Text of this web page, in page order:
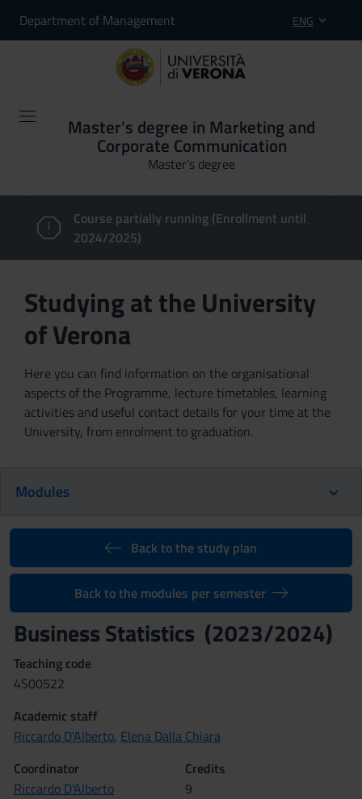
Department of Management ENG
Master’s degree in Marketing and
Corporate Communication
Master’s degree
Course partially running (Enrollment until
2024/2025)
Studying at the University
of Verona
Here you can find information on the organisational
aspects of the Programme, lecture timetables, learning
activities and useful contact details for your time at the
University, from enrolment to graduation.
Modules
Back to the study plan
Back to the modules per semester
Business Statistics (2023/2024)
Teaching code
4S00522
Academic staff
Riccardo D'Alberto, Elena Dalla Chiara
Coordinator
Riccardo D'Alberto
Credits
9